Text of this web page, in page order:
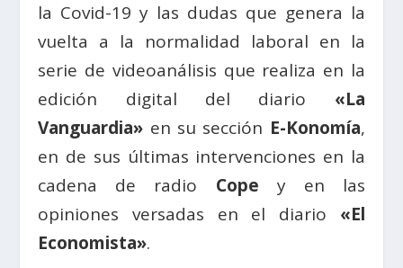
la Covid-19 y las dudas que genera la
vuelta a la normalidad laboral en la
serie de videoanálisis que realiza en la
edición digital del diario «La
Vanguardia» en su sección E-Konomía,
en de sus últimas intervenciones en la
cadena de radio Cope y en las
opiniones versadas en el diario «El
Economista».